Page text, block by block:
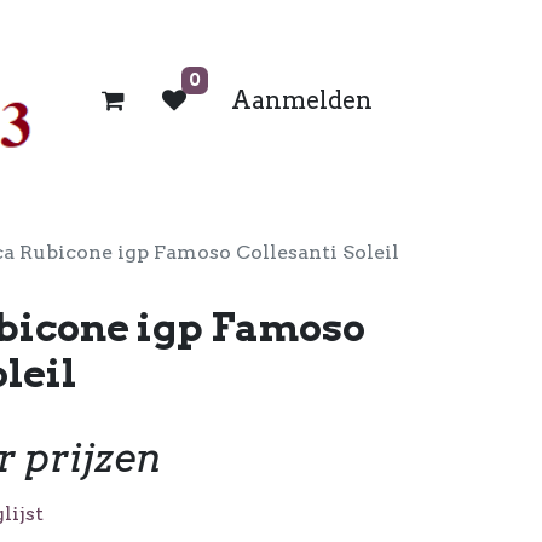
0
Aanmelden
Rubicone igp Famoso Collesanti Soleil
igp Famoso
prijzen